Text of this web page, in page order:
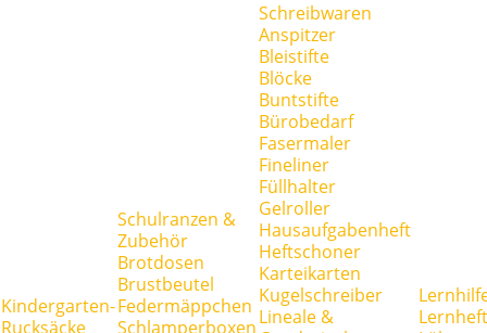
Kindergarten-
Rucksäcke
Schulranzen &
Zubehör
Brotdosen
Brustbeutel
Federmäppchen
Schlamperboxen
Schreibwaren
Anspitzer
Bleistifte
Blöcke
Buntstifte
Bürobedarf
Fasermaler
Fineliner
Füllhalter
Gelroller
Hausaufgabenheft
Heftschoner
Karteikarten
Kugelschreiber
Lineale &